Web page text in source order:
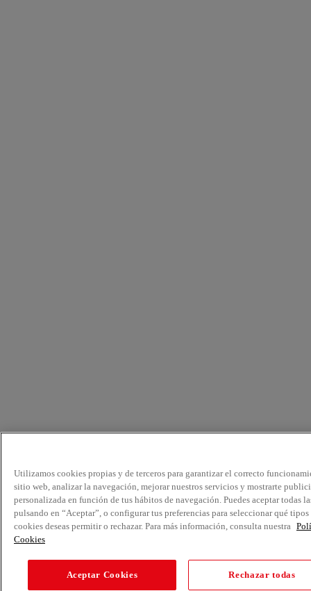
Utilizamos cookies propias y de terceros para garantizar el correcto
sitio web, analizar la navegación, mejorar nuestros servicios y mostrarte
personalizada en función de tus hábitos de navegación. Puedes aceptar todas
pulsando en “Aceptar”, o configurar tus preferencias para seleccionar qué tipos
cookies deseas permitir o rechazar. Para más información, consulta nuestra
Cookies
Aceptar Cookies Rechazar todas